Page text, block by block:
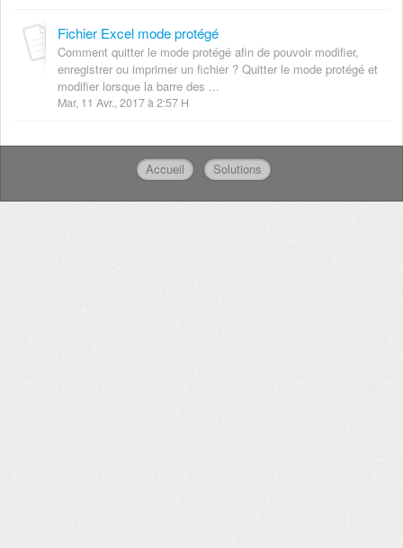
Fichier Excel mode protégé
Comment quitter le mode protégé afin de pouvoir modifier,
enregistrer ou imprimer un fichier ? Quitter le mode protégé et
modifier lorsque la barre des ...
Mar, 11 Avr., 2017 à 2:57 H
Accueil Solutions